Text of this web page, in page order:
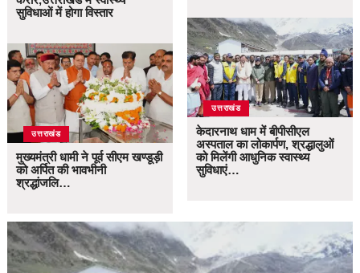
सुविधाओं में होगा विस्तार
उत्तराखंड
मुख्यमंत्री धामी ने पूर्व सीएम खण्डूड़ी
को अर्पित की भावभीनी
श्रद्धांजलि…
उत्तराखंड
केदारनाथ धाम में बीपीसीएल
अस्पताल का लोकार्पण, श्रद्धालुओं
को मिलेंगी आधुनिक स्वास्थ्य
सुविधाएं…